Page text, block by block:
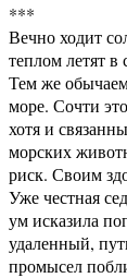
***
Вечно ходит
теплом летят в
Тем же
море. Сочти
хотя и
морских
риск. Своим
Уже честная
ум исказила
удаленный,
промысел